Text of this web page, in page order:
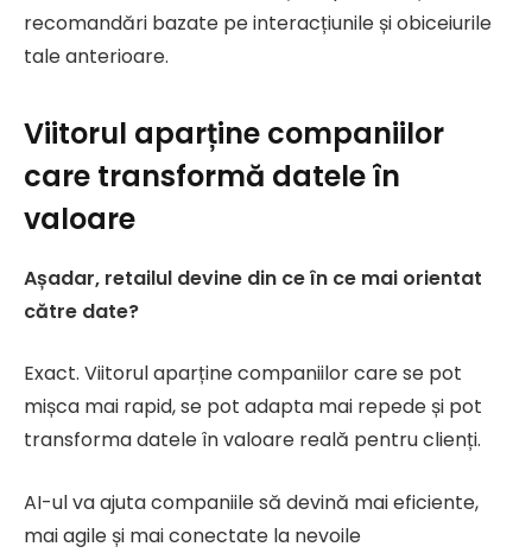
recomandări bazate pe interacțiunile și obiceiurile
tale anterioare.
Viitorul aparține companiilor
care transformă datele în
valoare
Așadar, retailul devine din ce în ce mai orientat
către date?
Exact. Viitorul aparține companiilor care se pot
mișca mai rapid, se pot adapta mai repede și pot
transforma datele în valoare reală pentru clienți.
AI-ul va ajuta companiile să devină mai eficiente,
mai agile și mai conectate la nevoile